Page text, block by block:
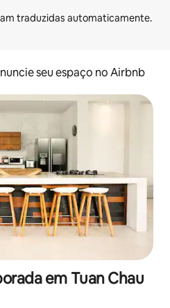
seu espaço no Airbnb
em Tuan Chau